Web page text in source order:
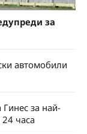
за
автомобили
за най-
часа